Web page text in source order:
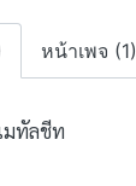
หน้าเพจ (1)
มทัลชีท